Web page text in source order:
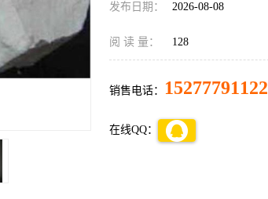
发布日期： 2026-08-08
阅 读 量： 128
销售电话： 15277791122
在线QQ：